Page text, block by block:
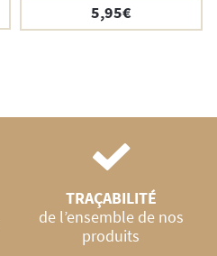
5,95€
TRAÇABILITÉ
de l’ensemble de nos
produits